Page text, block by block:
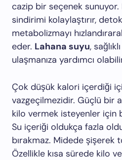
cazip bir seçenek
sindirimi kolaylaştırır,
metabolizmayı
eder. Lahana suyu,
ulaşmanıza yardımcı
Çok düşük kalori içerdiği
vazgeçilmezidir. Güçlü bir
kilo vermek isteyenler için
Su içeriği oldukça fazla
bırakmaz. Midede şişerek
Özellikle kısa sürede kilo